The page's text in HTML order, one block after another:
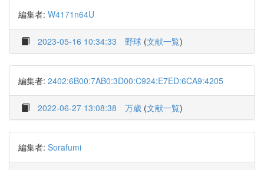
編集者: W4171n64U
2023-05-16 10:34:33 野球 (文献一覧)
編集者: 2402:6B00:7AB0:3D00:C924:E7ED:6CA9:4205
2022-06-27 13:08:38 万歳 (文献一覧)
編集者: Sorafumi